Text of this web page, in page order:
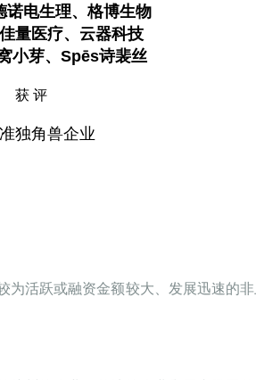
诺电生理、格博生物
量医疗、云器科技
小芽、Spēs诗裴丝
获 评
独角兽企业
活跃或融资金额较大、发展迅速的